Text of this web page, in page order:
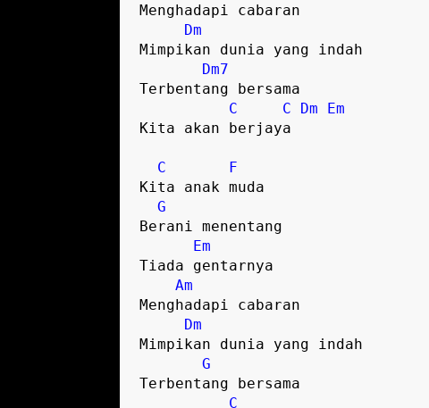
Menghadapi cabaran
Dm
Mimpikan dunia yang indah
Dm7
Terbentang bersama
C
C Dm
Em
Kita akan berjaya
C
F
Kita anak muda
G
Berani menentang
Em
Tiada gentarnya
Am
Menghadapi cabaran
Dm
Mimpikan dunia yang indah
G
Terbentang bersama
C